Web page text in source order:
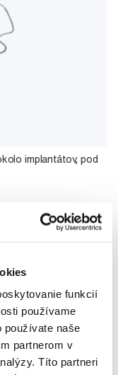
funkcií
používame
používate naše
partnerom v
Títo partneri
implantátov, pod